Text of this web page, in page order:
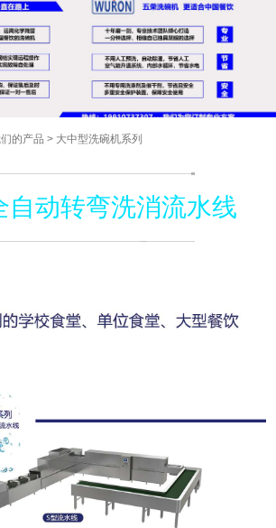
的产品 > 大中型洗碗机系列
自动转弯洗消流水线